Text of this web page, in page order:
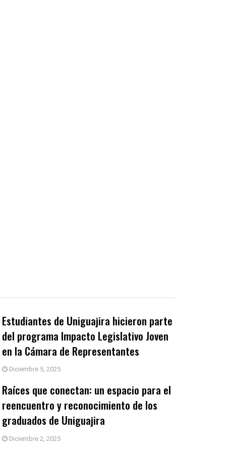
Estudiantes de Uniguajira hicieron parte
del programa Impacto Legislativo Joven
en la Cámara de Representantes
Diciembre 5, 2025
Raíces que conectan: un espacio para el
reencuentro y reconocimiento de los
graduados de Uniguajira
Diciembre 2, 2025